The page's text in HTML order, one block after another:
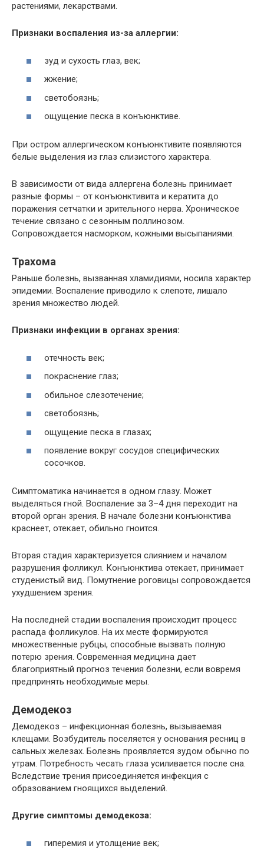
растениями, лекарствами.
Признаки воспаления из-за аллергии:
зуд и сухость глаз, век;
жжение;
светобоязнь;
ощущение песка в конъюнктиве.
При остром аллергическом конъюнктивите появляются
белые выделения из глаз слизистого характера.
В зависимости от вида аллергена болезнь принимает
разные формы – от конъюнктивита и кератита до
поражения сетчатки и зрительного нерва. Хроническое
течение связано с сезонным поллинозом.
Сопровождается насморком, кожными высыпаниями.
Трахома
Раньше болезнь, вызванная хламидиями, носила характер
эпидемии. Воспаление приводило к слепоте, лишало
зрения множество людей.
Признаки инфекции в органах зрения:
отечность век;
покраснение глаз;
обильное слезотечение;
светобоязнь;
ощущение песка в глазах;
появление вокруг сосудов специфических
сосочков.
Симптоматика начинается в одном глазу. Может
выделяться гной. Воспаление за 3–4 дня переходит на
второй орган зрения. В начале болезни конъюнктива
краснеет, отекает, обильно гноится.
Вторая стадия характеризуется слиянием и началом
разрушения фолликул. Конъюнктива отекает, принимает
студенистый вид. Помутнение роговицы сопровождается
ухудшением зрения.
На последней стадии воспаления происходит процесс
распада фолликулов. На их месте формируются
множественные рубцы, способные вызвать полную
потерю зрения. Современная медицина дает
благоприятный прогноз течения болезни, если вовремя
предпринять необходимые меры.
Демодекоз
Демодекоз – инфекционная болезнь, вызываемая
клещами. Возбудитель поселяется у основания ресниц в
сальных железах. Болезнь проявляется зудом обычно по
утрам. Потребность чесать глаза усиливается после сна.
Вследствие трения присоединяется инфекция с
образованием гноящихся выделений.
Другие симптомы демодекоза:
гиперемия и утолщение век;